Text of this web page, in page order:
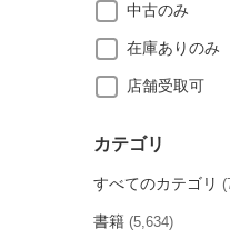
中古のみ
在庫ありのみ
店舗受取可
カテゴリ
すべてのカテゴリ
書籍 (5,634)